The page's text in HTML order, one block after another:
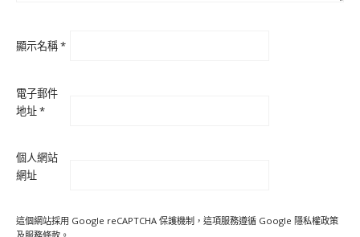
顯示名稱*
電子郵件
地址*
個人網站
網址
這個網站採用 Google reCAPTCHA 保護機制，這項服務遵循 Google 隱私權政策